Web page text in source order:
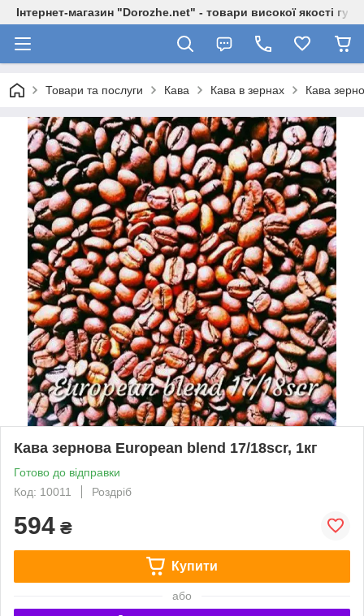
Інтернет-магазин "Dorozhe.net" - товари високої якості
Товари та послуги Кава Кава в зернах Кава
Кава зернова European blend 17/18scr, 1кг
Готово до відправки
Код: 10011
Роздріб
594 ₴
Купити
або